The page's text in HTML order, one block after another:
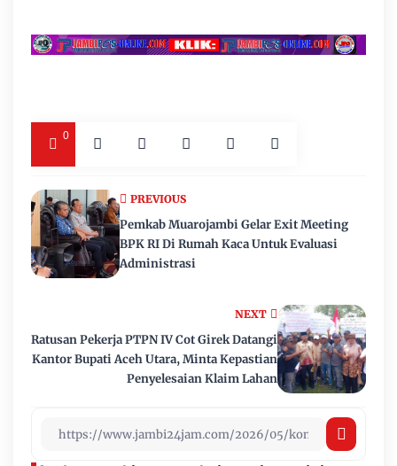
0
NEXT
Ratusan Pekerja PTPN IV Cot Girek Datangi
Kantor Bupati Aceh Utara, Minta Kepastian
Penyelesaian Klaim Lahan
PREVIOUS
Pemkab Muarojambi Gelar Exit Meeting
BPK RI Di Rumah Kaca Untuk Evaluasi
Administrasi